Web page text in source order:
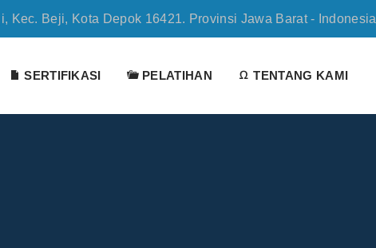
Kec. Beji, Kota Depok 16421. Provinsi Jawa Barat - Indonesia
SERTIFIKASI PELATIHAN TENTANG KAMI